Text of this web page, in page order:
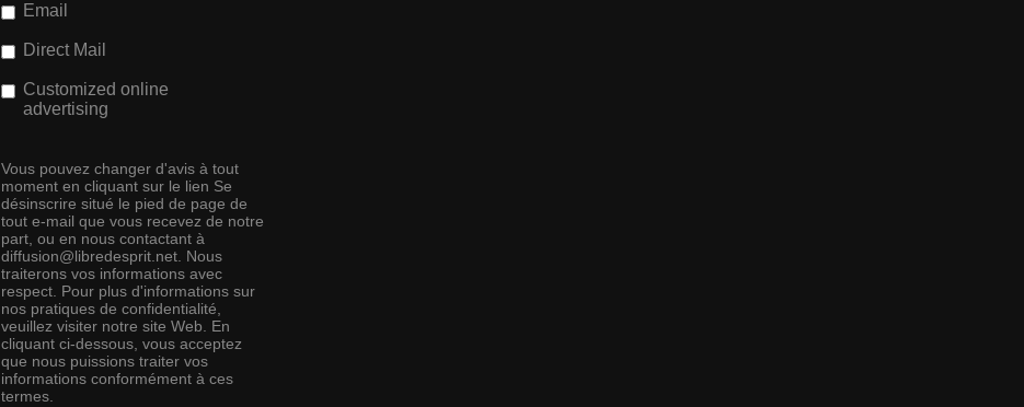
Email
Direct Mail
Customized online
advertising
Vous pouvez changer d'avis à tout
moment en cliquant sur le lien Se
désinscrire situé le pied de page de
tout e-mail que vous recevez de notre
part, ou en nous contactant à
diffusion@libredesprit.net. Nous
traiterons vos informations avec
respect. Pour plus d'informations sur
nos pratiques de confidentialité,
veuillez visiter notre site Web. En
cliquant ci-dessous, vous acceptez
que nous puissions traiter vos
informations conformément à ces
termes.